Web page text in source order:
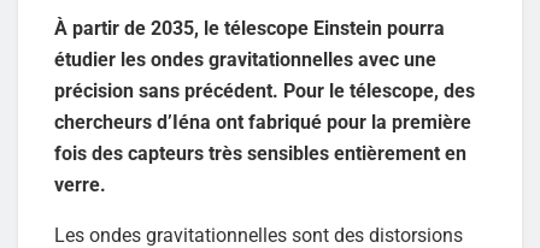
À partir de 2035, le télescope Einstein pourra
étudier les ondes gravitationnelles avec une
précision sans précédent. Pour le télescope, des
chercheurs d’Iéna ont fabriqué pour la première
fois des capteurs très sensibles entièrement en
verre.
Les ondes gravitationnelles sont des distorsions